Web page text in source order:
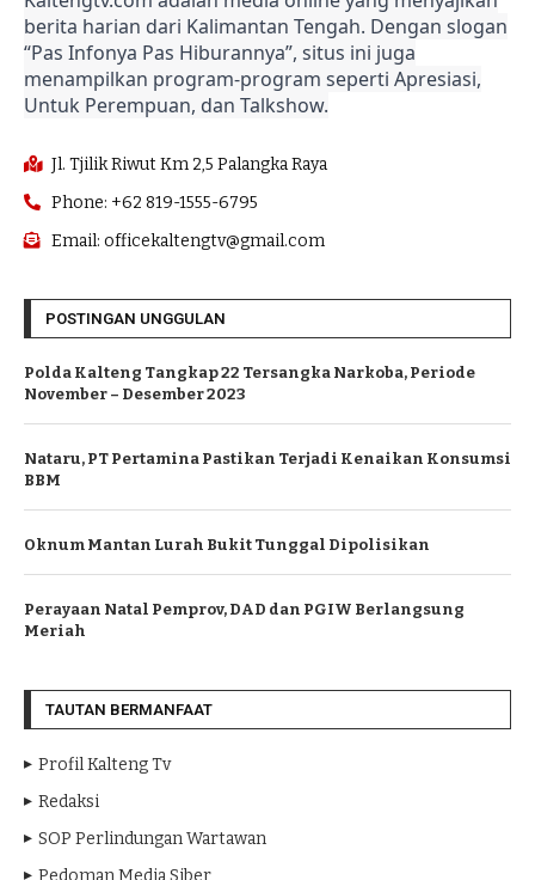
berita harian dari Kalimantan Tengah. Dengan slogan
“Pas Infonya Pas Hiburannya”, situs ini juga
menampilkan program-program seperti Apresiasi,
Untuk Perempuan, dan Talkshow.
Jl. Tjilik Riwut Km 2,5 Palangka Raya
Phone: +62 819-1555-6795
Email: officekaltengtv@gmail.com
POSTINGAN UNGGULAN
Polda Kalteng Tangkap 22 Tersangka Narkoba, Periode
November – Desember 2023
Nataru, PT Pertamina Pastikan Terjadi Kenaikan Konsumsi
BBM
Oknum Mantan Lurah Bukit Tunggal Dipolisikan
Perayaan Natal Pemprov, DAD dan PGIW Berlangsung
Meriah
TAUTAN BERMANFAAT
Profil Kalteng Tv
Redaksi
SOP Perlindungan Wartawan
Pedoman Media Siber